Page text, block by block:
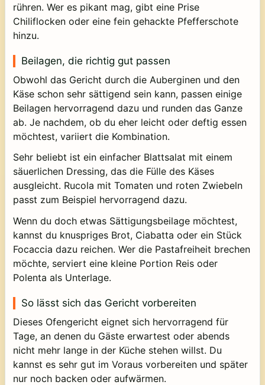
rühren. Wer es pikant mag, gibt eine Prise
Chiliflocken oder eine fein gehackte Pfefferschote
hinzu.
Beilagen, die richtig gut passen
Obwohl das Gericht durch die Auberginen und den
Käse schon sehr sättigend sein kann, passen einige
Beilagen hervorragend dazu und runden das Ganze
ab. Je nachdem, ob du eher leicht oder deftig essen
möchtest, variiert die Kombination.
Sehr beliebt ist ein einfacher Blattsalat mit einem
säuerlichen Dressing, das die Fülle des Käses
ausgleicht. Rucola mit Tomaten und roten Zwiebeln
passt zum Beispiel hervorragend dazu.
Wenn du doch etwas Sättigungsbeilage möchtest,
kannst du knuspriges Brot, Ciabatta oder ein Stück
Focaccia dazu reichen. Wer die Pastafreiheit brechen
möchte, serviert eine kleine Portion Reis oder
Polenta als Unterlage.
So lässt sich das Gericht vorbereiten
Dieses Ofengericht eignet sich hervorragend für
Tage, an denen du Gäste erwartest oder abends
nicht mehr lange in der Küche stehen willst. Du
kannst es sehr gut im Voraus vorbereiten und später
nur noch backen oder aufwärmen.